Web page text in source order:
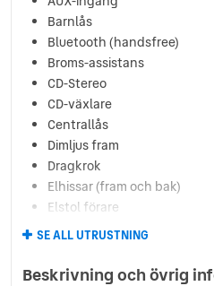
Barnlås
Bluetooth (handsfree)
Broms-assistans
CD-Stereo
CD-växlare
Centrallås
Dimljus fram
Dragkrok
Elhissar (fram och bak)
Elstol förare
Elstol passagerare
Euro NCAP 5
SE ALL UTRUSTNING
Beskrivning och övrig